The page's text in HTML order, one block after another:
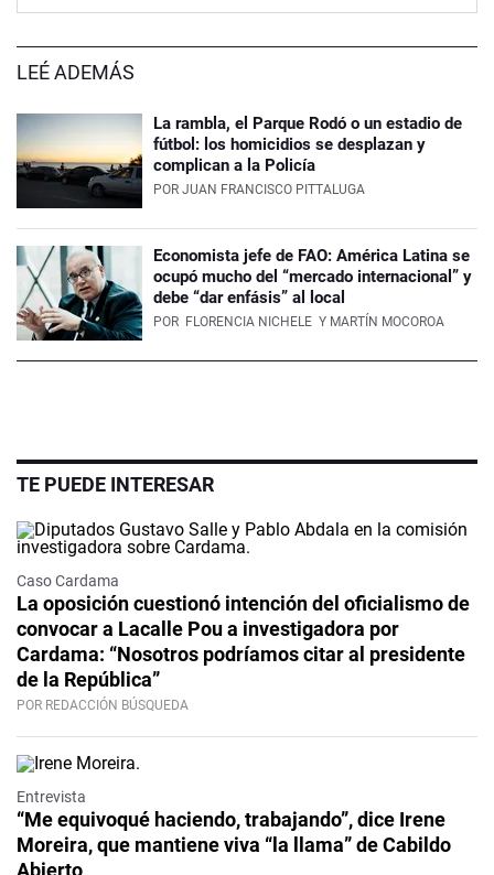
LEÉ ADEMÁS
La rambla, el Parque Rodó o un estadio de
fútbol: los homicidios se desplazan y
complican a la Policía
POR JUAN FRANCISCO PITTALUGA
Economista jefe de FAO: América Latina se
ocupó mucho del “mercado internacional” y
debe “dar enfásis” al local
POR FLORENCIA NICHELE Y MARTÍN MOCOROA
TE PUEDE INTERESAR
Caso Cardama
La oposición cuestionó intención del oficialismo de
convocar a Lacalle Pou a investigadora por
Cardama: “Nosotros podríamos citar al presidente
de la República”
POR REDACCIÓN BÚSQUEDA
Video
Entrevista
“Me equivoqué haciendo, trabajando”, dice Irene
Moreira, que mantiene viva “la llama” de Cabildo
Abierto